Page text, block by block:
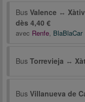
Bus Valence ↔
dès 4,40 €
avec Renfe, BlaBlaCar
Bus Torrevieja ↔
Bus Villanueva de